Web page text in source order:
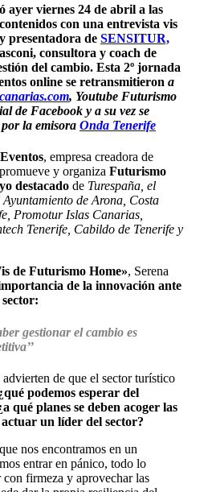
ayer viernes 24 de abril a las
con una entrevista vis
presentadora de SENSITUR,
consultora y coach de
del cambio. Esta 2º jornada
online se retransmitieron a
, Youtube Futurismo
de Facebook y a su vez se
la emisora Onda Tenerife
, empresa creadora de
y organiza Futurismo
destacado de Turespaña, el
de Arona, Costa
Promotur Islas Canarias,
Tenerife, Cabildo de Tenerife y
de Futurismo Home», Serena
de la innovación ante
gestionar el cambio es
de que el sector turístico
podemos esperar del
qué planes se deben acoger las
actuar un líder del sector?
nos encontramos en un
entrar en pánico, todo lo
firmeza y aprovechar las